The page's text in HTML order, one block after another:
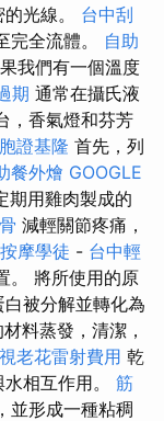
光線。 台中刮
完全流體。 自助
我們有一個溫度
期 通常在攝氏液
，香氣燈和芬芳
證基隆 首先，列
餐外燴 GOOGLE
期用雞肉製成的
減輕關節疼痛，
按摩學徒 - 台中輕
。 將所使用的原
被分解並轉化為
料蒸發，清潔，
老花雷射費用 乾
相互作用。 筋
並形成一種粘稠